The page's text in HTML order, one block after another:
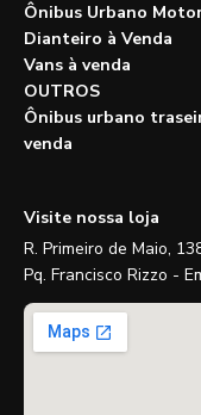
Ônibus Urbano
Dianteiro à Venda
Vans à venda
OUTROS
Ônibus urbano
venda
Visite nossa loja
R. Primeiro de Maio,
Pq. Francisco Rizzo -